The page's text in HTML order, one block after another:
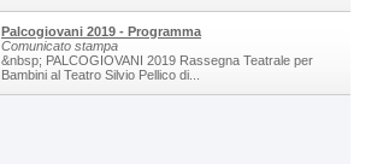
Palcogiovani 2019 - Programma
Comunicato stampa
&nbsp; PALCOGIOVANI 2019 Rassegna Teatrale per
Bambini al Teatro Silvio Pellico di...